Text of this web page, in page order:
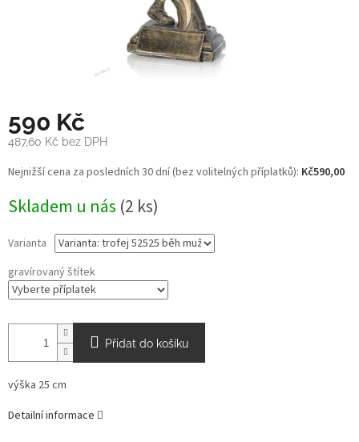
590 Kč
487,60 Kč bez DPH
Měrná
cena:
Nejnižší cena za posledních 30 dní (bez volitelných příplatků): Kč590,00
Skladem u nás (2 ks)
Varianta
gravírovaný štítek
Přidat do košíku
výška 25 cm
Detailní informace